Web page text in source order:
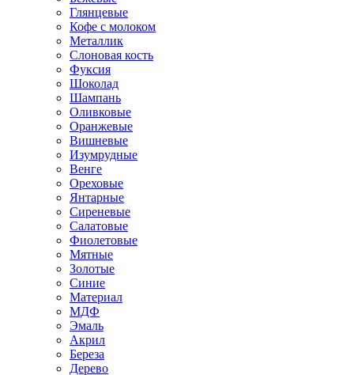
Глянцевые
Кофе с молоком
Металлик
Слоновая кость
Фуксия
Шоколад
Шампань
Оливковые
Оранжевые
Вишневые
Изумрудные
Венге
Ореховые
Янтарные
Сиреневые
Салатовые
Фиолетовые
Мятные
Золотые
Синие
Материал
МДФ
Эмаль
Акрил
Береза
Дерево